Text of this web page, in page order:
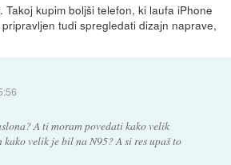
Takoj kupim boljši telefon, ki laufa iPhone
tudi spregledati dizajn naprave,
A ti moram povedati kako velik
velik je bil na N95? A si res upaš to